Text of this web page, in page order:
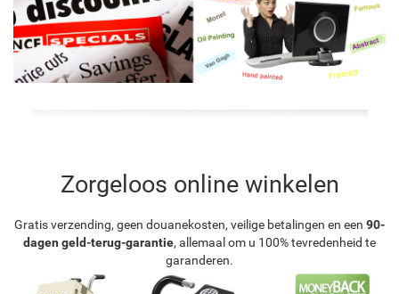
Zorgeloos online winkelen
Gratis verzending, geen douanekosten, veilige betalingen en een 90-
dagen geld-terug-garantie, allemaal om u 100% tevredenheid te
garanderen.